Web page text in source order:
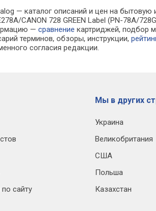
— каталог описаний и цен на
CANON 728 GREEN Label (PN-78A/
—сравнение картриджей, подбор
терминов, обзоры, инструкции,
согласия редакции.
сайту
Мы в других
Украина
Великобритания
США
Польша
Казахстан